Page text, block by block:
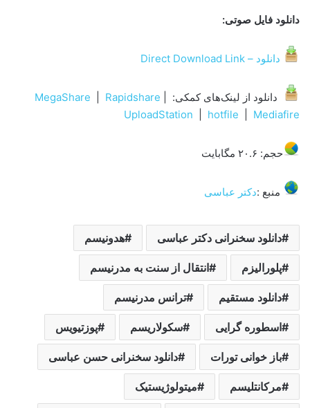
دانلود فایل صوتی:
دانلود – Direct Download Link
دانلود از لینک‌های کمکی: MegaShare Rapidshare
UploadStation
hotfile Mediafire
حجم: ۲۰.۶ مگابایت
منبع :دکتر عباسی
دانلود سخنرانی دکتر عباسی هدونیسم
پلورالیزم انتقال از سنت به مدرنیسم
دانلود مستقیم ترانس مدرنیسم
اسطوره گرایی سکولاریسم پوزتیویس
باز خوانی تورات دانلود سخنرانی حسن عباسی
مرکانتلیسم میتولوژیستیک